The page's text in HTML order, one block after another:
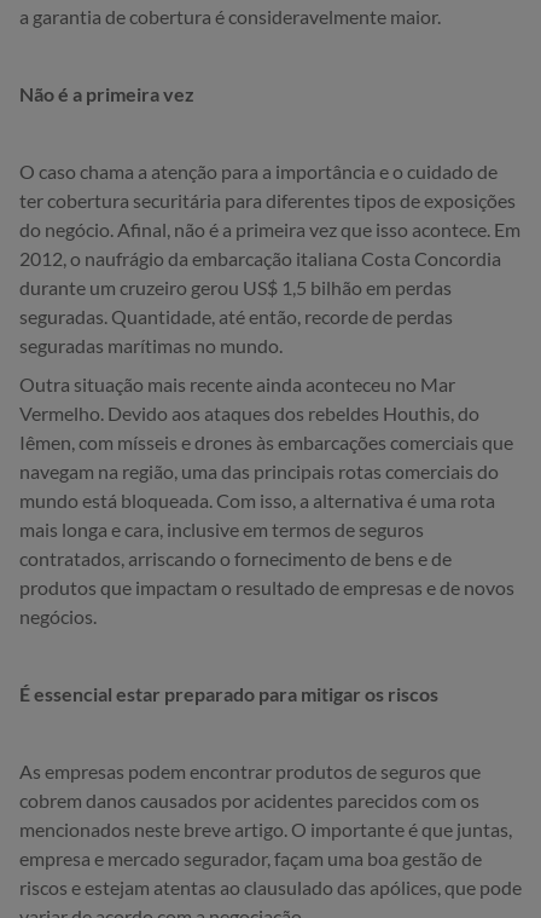
a garantia de cobertura é consideravelmente maior.
Não é a primeira vez
O caso chama a atenção para a importância e o cuidado de
ter cobertura securitária para diferentes tipos de exposições
do negócio. Afinal, não é a primeira vez que isso acontece. Em
2012, o naufrágio da embarcação italiana Costa Concordia
durante um cruzeiro gerou US$ 1,5 bilhão em perdas
seguradas. Quantidade, até então, recorde de perdas
seguradas marítimas no mundo.
Outra situação mais recente ainda aconteceu no Mar
Vermelho. Devido aos ataques dos rebeldes Houthis, do
Iêmen, com mísseis e drones às embarcações comerciais que
navegam na região, uma das principais rotas comerciais do
mundo está bloqueada. Com isso, a alternativa é uma rota
mais longa e cara, inclusive em termos de seguros
contratados, arriscando o fornecimento de bens e de
produtos que impactam o resultado de empresas e de novos
negócios.
É essencial estar preparado para mitigar os riscos
As empresas podem encontrar produtos de seguros que
cobrem danos causados por acidentes parecidos com os
mencionados neste breve artigo. O importante é que juntas,
empresa e mercado segurador, façam uma boa gestão de
riscos e estejam atentas ao clausulado das apólices, que pode